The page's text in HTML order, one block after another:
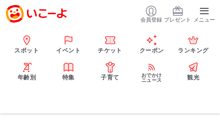
会員登録 プレゼント メニュー
スポット イベント チケット クーポン ランキング
年齢別 特集 子育て
おでかけ
ニュース
観光